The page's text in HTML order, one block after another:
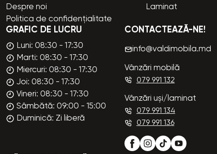
Despre noi
Politica de confidențialitate
Laminat
GRAFIC DE LUCRU
Luni: 08:30 - 17:30
Marti: 08:30 - 17:30
Miercuri: 08:30 - 17:30
Joi: 08:30 - 17:30
Vineri: 08:30 - 17:30
Sâmbătă: 09:00 - 15:00
Duminică: Zi liberă
CONTACTEAZĂ-NE!
info@valdimobila.md
Vânzări mobilă
079 991 132
Vânzări uși/laminat
079 991 134
079 991 136